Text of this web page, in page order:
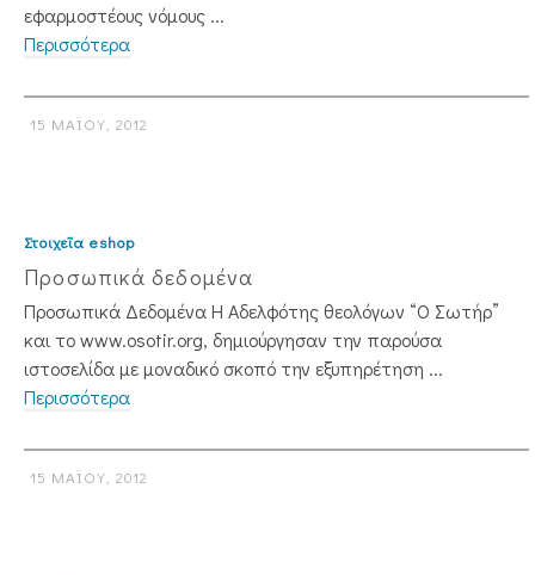
εφαρμοστέους νόμους ...
Περισσότερα
15 ΜΑΪ́ΟΥ, 2012
Στοιχεῖα eshop
Προσωπικά δεδομένα
Προσωπικά Δεδομένα H Αδελφότης θεολόγων “Ο Σωτήρ”
και το www.osotir.org, δημιούργησαν την παρούσα
ιστοσελίδα με μοναδικό σκοπό την εξυπηρέτηση ...
Περισσότερα
15 ΜΑΪ́ΟΥ, 2012